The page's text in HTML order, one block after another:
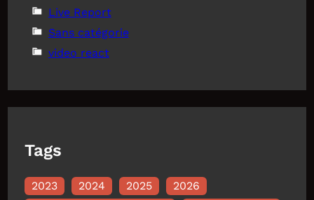
Live Report
Sans catégorie
video react
Tags
2023 2024 2025
2026